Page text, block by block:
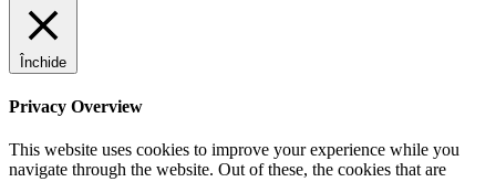
Închide
Privacy Overview
This website uses cookies to improve your experience while you
navigate through the website. Out of these, the cookies that are